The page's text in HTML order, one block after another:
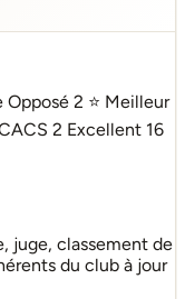
Opposé 2 ⭐ Meilleur
2 Excellent 16
juge, classement de
du club à jour